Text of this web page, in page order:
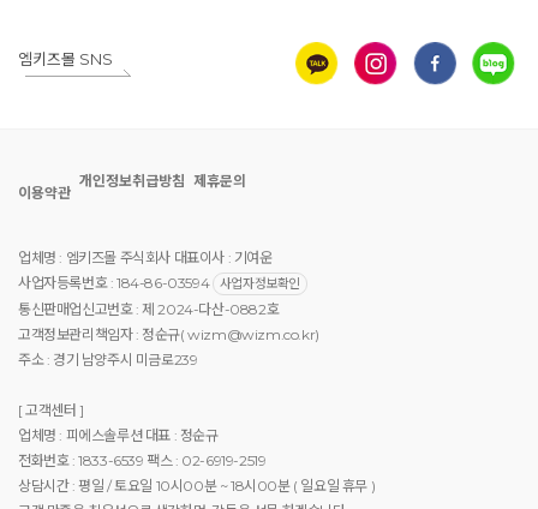
엠키즈몰 SNS
이용약관
개인정보취급방침 제휴문의
업체명 : 엠키즈몰 주식회사 대표이사 : 기여운
사업자등록번호 : 184-86-03594
사업자정보확인
통신판매업신고번호 : 제 2024-다산-0882호
고객정보관리책임자 : 정순규( wizm@wizm.co.kr)
주소 : 경기 남양주시 미금로239
[ 고객센터 ]
업체명 : 피에스솔루션 대표 : 정순규
전화번호 : 1833-6539 팩스 : 02-6919-2519
상담시간 : 평일 / 토요일 10시00분 ~ 18시00분 ( 일요일 휴무 )